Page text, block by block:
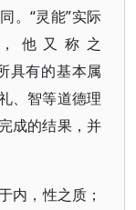
。“灵能”实际
他又称之
具有的基本属
、智等道德理
成的结果，并
内，性之质；